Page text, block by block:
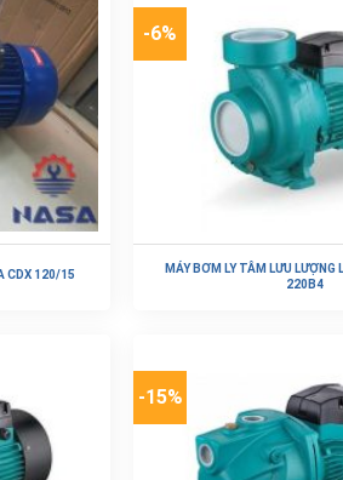
CDX 120/15
-6%
MÁY BƠM LY TÂM LƯU LƯỢNG
220B4
-15%